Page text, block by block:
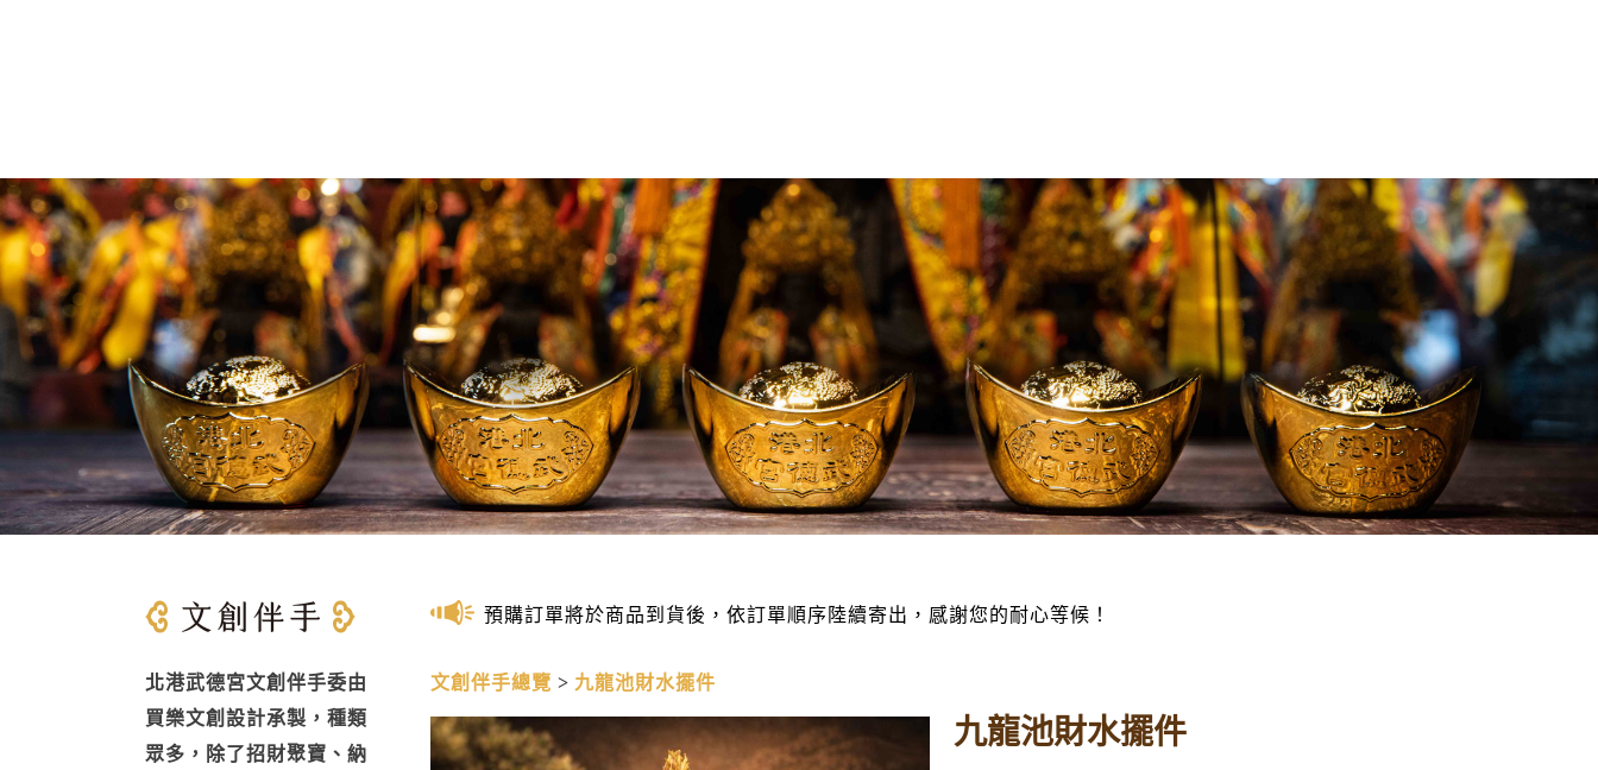
北港武德宮文創伴手委由
買樂文創設計承製，種類
眾多，除了招財聚寶、納
預購訂單將於商品到貨後，依訂單順序陸續寄出，感謝您的耐心等候！
文創伴手總覽 九龍池財水擺件
九龍池財水擺件